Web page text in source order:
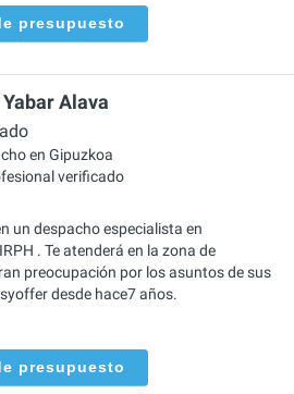
presupuesto
Alava
en Gipuzkoa
verificado
un despacho especialista en
. Te atenderá en la zona de
preocupación por los asuntos de sus
desde hace7 años.
presupuesto